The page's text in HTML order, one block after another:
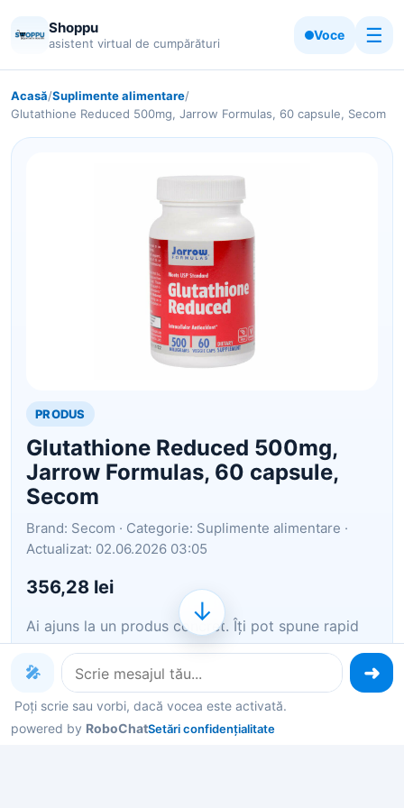
Shoppu
asistent virtual de cumpărături
Voce ☰
Acasă/Suplimente alimentare/
Glutathione Reduced 500mg, Jarrow Formulas, 60 capsule, Secom
PRODUS
Glutathione Reduced 500mg,
Jarrow Formulas, 60 capsule,
Secom
Brand: Secom · Categorie: Suplimente alimentare ·
Actualizat: 02.06.2026 03:05
356,28 lei
Ai ajuns la un produs concret. Îți pot spune rapid
dacă merită, ce avantaje are și ce alternative
similare găsești mai ușor.
Pe scurt: Glutathione Reduced 500mg, Jarrow
Formulas, 60 capsule, Secom Supliment alimentar
🎤
Poți scrie sau vorbi, dacă vocea este activată.
powered by RoboChatSetări confidențialitate
↓